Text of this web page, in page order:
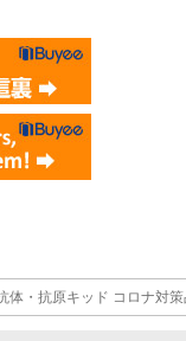
体・抗原キッド コロナ対策